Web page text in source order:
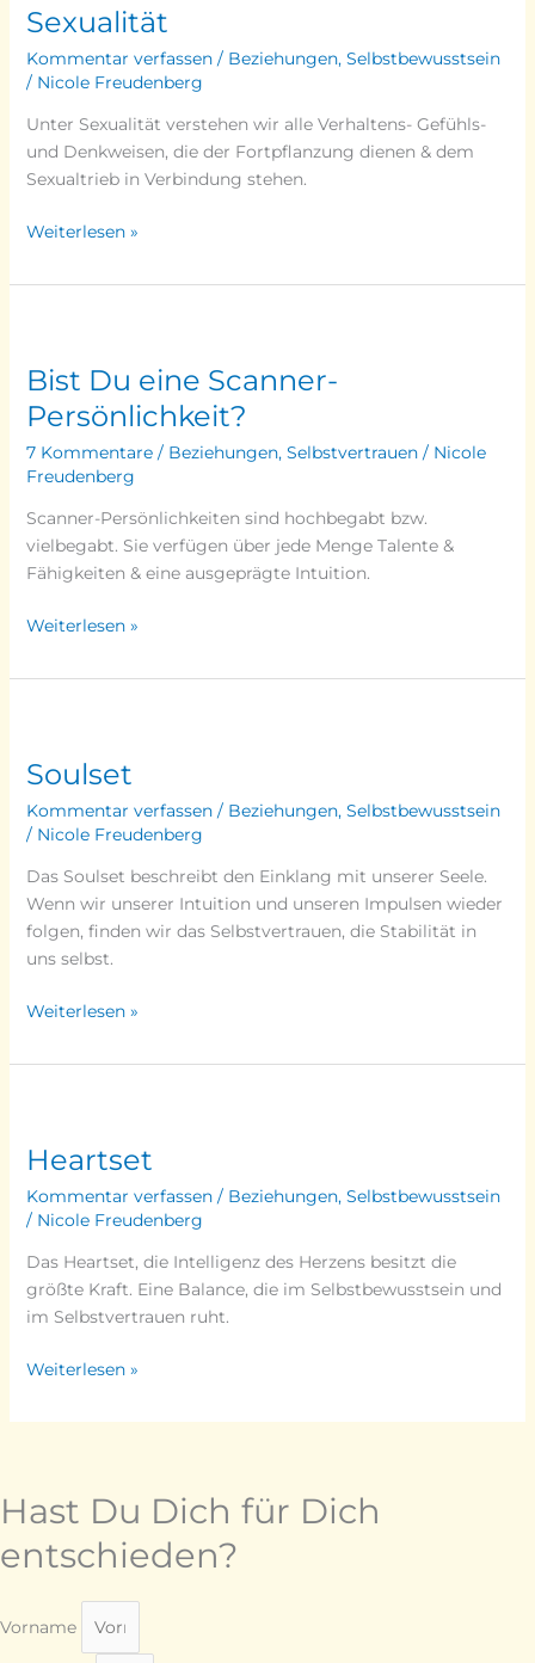
Sexualität
Kommentar verfassen / Beziehungen, Selbstbewusstsein
/ Nicole Freudenberg
Unter Sexualität verstehen wir alle Verhaltens- Gefühls-
und Denkweisen, die der Fortpflanzung dienen & dem
Sexualtrieb in Verbindung stehen.
Weiterlesen »
Bist Du eine Scanner-
Persönlichkeit?
7 Kommentare / Beziehungen, Selbstvertrauen/ Nicole
Freudenberg
Scanner-Persönlichkeiten sind hochbegabt bzw.
vielbegabt. Sie verfügen über jede Menge Talente &
Fähigkeiten & eine ausgeprägte Intuition.
eine
Scanner-
Persönlichkeit?
Weiterlesen »
Soulset
Kommentar verfassen / Beziehungen, Selbstbewusstsein
/ Nicole Freudenberg
Das Soulset beschreibt den Einklang mit unserer Seele.
Wenn wir unserer Intuition und unseren Impulsen wieder
folgen, finden wir das Selbstvertrauen, die Stabilität in
uns selbst.
Weiterlesen »
Heartset
Kommentar verfassen / Beziehungen, Selbstbewusstsein
/ Nicole Freudenberg
Das Heartset, die Intelligenz des Herzens besitzt die
größte Kraft. Eine Balance, die im Selbstbewusstsein und
im Selbstvertrauen ruht.
Weiterlesen »
Hast Du Dich für Dich
entschieden?
Vorname